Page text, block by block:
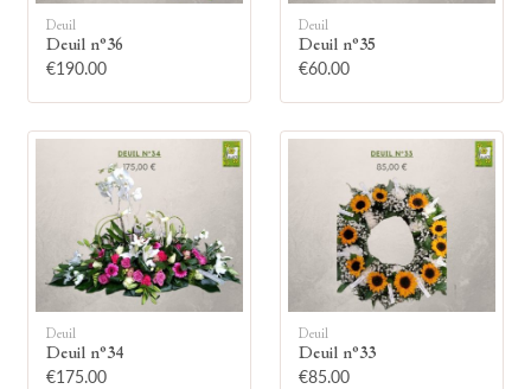
Allumez une bougie
Montrez votre soutien à la famille en
allumant symboliquement une bougie.
Votre prénom
Deuil
Deuil n°36
€190.00
Deuil
Deuil n°35
€60.00
Deuil
Deuil n°34
€175.00
Deuil
Deuil n°33
€85.00